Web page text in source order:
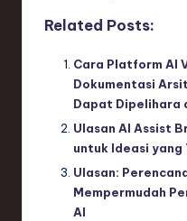
Related Posts:
Cara Platform AI
Dokumentasi
Dapat Dipelihara
Ulasan AI Assist
untuk Ideasi
Ulasan:
Mempermudah
AI